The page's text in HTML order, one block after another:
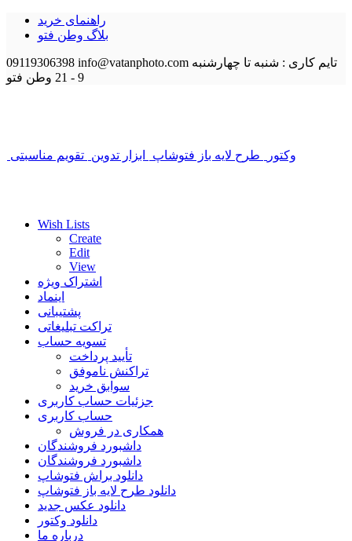
راهنمای خرید
بلاگ وطن فتو
09119306398 info@vatanphoto.com تایم کاری : شنبه تا چهارشنبه
9 - 21
وطن فتو
وکتور طرح لایه باز فتوشاپ ابزار تدوین تقویم مناسبتی
Wish Lists
Create
Edit
View
اشتراک ویژه
اینماد
پشتیبانی
تراکت تبلیغاتی
تسویه حساب
تأیید پرداخت
تراکنش ناموفق
سوابق خرید
جزئیات حساب کاربری
حساب کاربری
همکاری در فروش
داشبورد فروشندگان
داشبورد فروشندگان
دانلود براش فتوشاپ
دانلود طرح لایه باز فتوشاپ
دانلود عکس جدید
دانلود وکتور
درباره ما